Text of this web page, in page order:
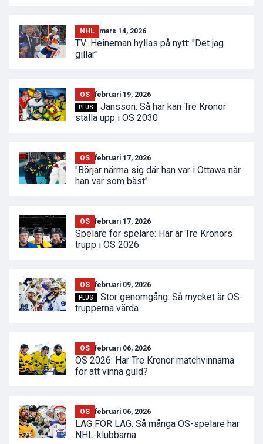
NHL mars 14, 2026
TV: Heineman hyllas på nytt: "Det jag
gillar"
OS februari 19, 2026
PLUS
Jansson: Så här kan Tre Kronor
ställa upp i OS 2030
OS februari 17, 2026
"Börjar närma sig där han var i Ottawa när
han var som bäst"
OS februari 17, 2026
Spelare för spelare: Här är Tre Kronors
trupp i OS 2026
OS februari 09, 2026
PLUS
Stor genomgång: Så mycket är OS-
trupperna värda
OS februari 06, 2026
OS 2026: Har Tre Kronor matchvinnarna
för att vinna guld?
OS februari 06, 2026
LAG FÖR LAG: Så många OS-spelare har
NHL-klubbarna